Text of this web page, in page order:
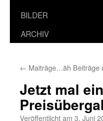
BILDER
ARCHIV
← Maiträge…äh Beiträge
Jetzt mal
Veröffentlicht am 3. Juni